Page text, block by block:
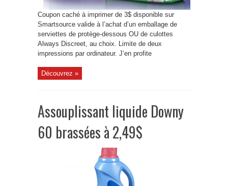
Coupon caché à imprimer de 3$ disponible sur
Smartsource valide à l’achat d’un emballage de
serviettes de protège-dessous OU de culottes
Always Discreet, au choix. Limite de deux
impressions par ordinateur. J’en profite
Découvrez »
Assouplissant liquide Downy
60 brassées à 2,49$